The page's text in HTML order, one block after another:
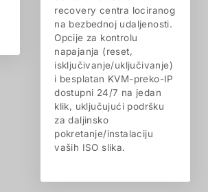
recovery centra lociranog
na bezbednoj udaljenosti.
Opcije za kontrolu
napajanja (reset,
isključivanje/uključivanje)
i besplatan KVM-preko-IP
dostupni 24/7 na jedan
klik, uključujući podršku
za daljinsko
pokretanje/instalaciju
vaših ISO slika.